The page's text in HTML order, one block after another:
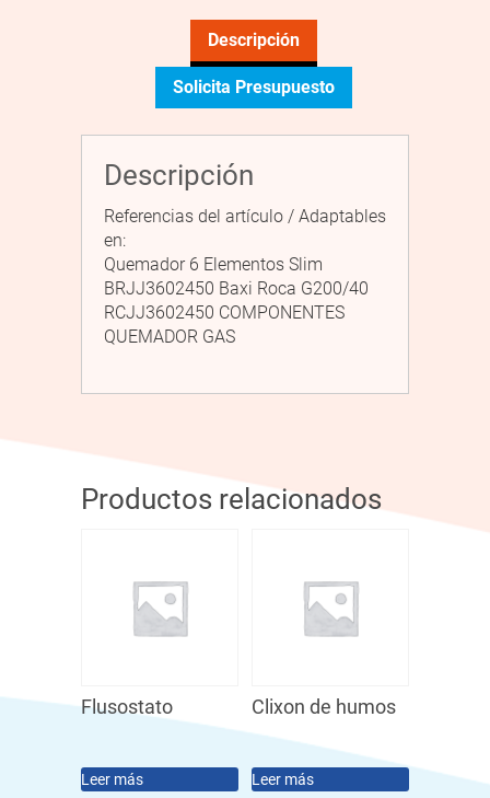
Descripción
Solicita Presupuesto
Descripción
Referencias del artículo / Adaptables
en:
Quemador 6 Elementos Slim
BRJJ3602450 Baxi Roca G200/40
RCJJ3602450 COMPONENTES
QUEMADOR GAS
Productos relacionados
Flusostato
Leer más
Clixon de humos
Leer más